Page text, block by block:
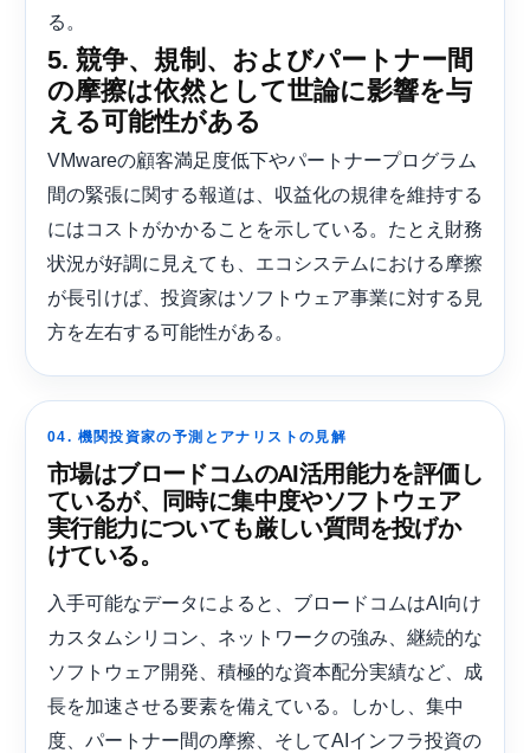
る。
5. 競争、規制、およびパートナー間
の摩擦は依然として世論に影響を与
える可能性がある
VMwareの顧客満足度低下やパートナープログラム
間の緊張に関する報道は、収益化の規律を維持する
にはコストがかかることを示している。たとえ財務
状況が好調に見えても、エコシステムにおける摩擦
が長引けば、投資家はソフトウェア事業に対する見
方を左右する可能性がある。
04. 機関投資家の予測とアナリストの見解
市場はブロードコムのAI活用能力を評価し
ているが、同時に集中度やソフトウェア
実行能力についても厳しい質問を投げか
けている。
入手可能なデータによると、ブロードコムはAI向け
カスタムシリコン、ネットワークの強み、継続的な
ソフトウェア開発、積極的な資本配分実績など、成
長を加速させる要素を備えている。しかし、集中
度、パートナー間の摩擦、そしてAIインフラ投資の